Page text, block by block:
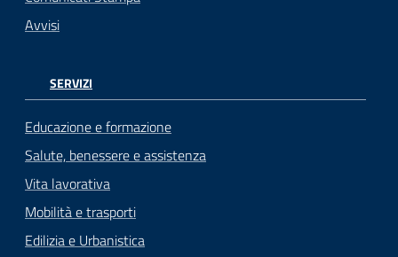
Avvisi
SERVIZI
Educazione e formazione
Salute, benessere e assistenza
Vita lavorativa
Mobilità e trasporti
Edilizia e Urbanistica